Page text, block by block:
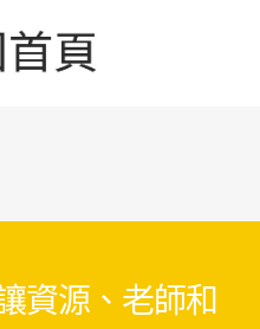
資源、老師和